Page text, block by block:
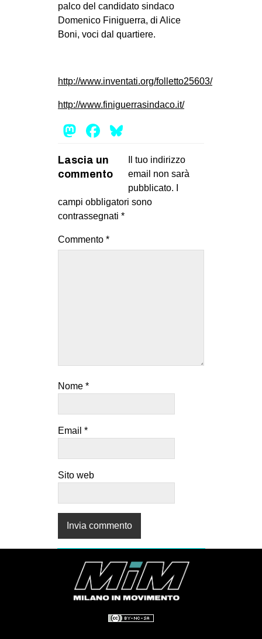
palco del candidato sindaco
Domenico Finiguerra, di Alice
Boni, voci dal quartiere.
http://www.inventati.org/folletto25603/
http://www.finiguerrasindaco.it/
Mastodon
Facebook
Lascia un
commento
Il tuo indirizzo
email non sarà
pubblicato.
campi obbligatori sono
contrassegnati *
Commento *
Nome *
Email *
Sito web